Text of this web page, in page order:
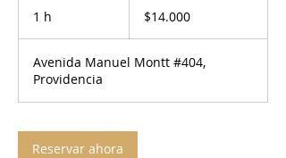
1 h
chilenos
$14.000
Avenida Manuel Montt #404,
Providencia
Reservar ahora